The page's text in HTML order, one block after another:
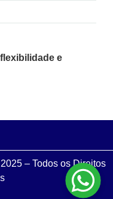
e
– Todos os Direitos